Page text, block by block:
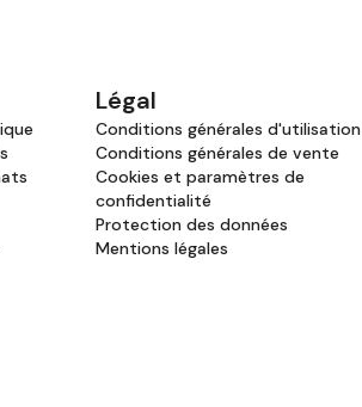
Légal
Conditions générales d'utilisation
Conditions générales de vente
Cookies et paramètres de
confidentialité
Protection des données
Mentions légales